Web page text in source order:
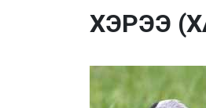
ХЭРЭЭ